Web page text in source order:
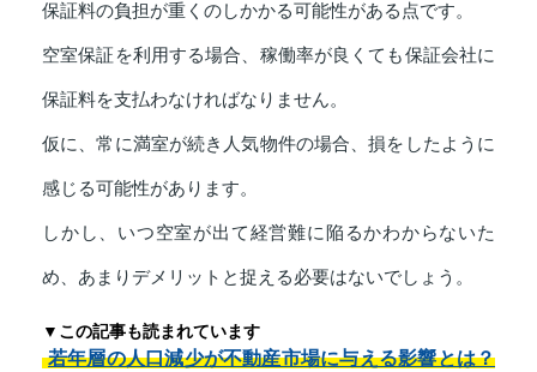
保証料の負担が重くのしかかる可能性がある点です。
空室保証を利用する場合、稼働率が良くても保証会社に
保証料を支払わなければなりません。
仮に、常に満室が続き人気物件の場合、損をしたように
感じる可能性があります。
しかし、いつ空室が出て経営難に陥るかわからないた
め、あまりデメリットと捉える必要はないでしょう。
▼この記事も読まれています
若年層の人口減少が不動産市場に与える影響とは？